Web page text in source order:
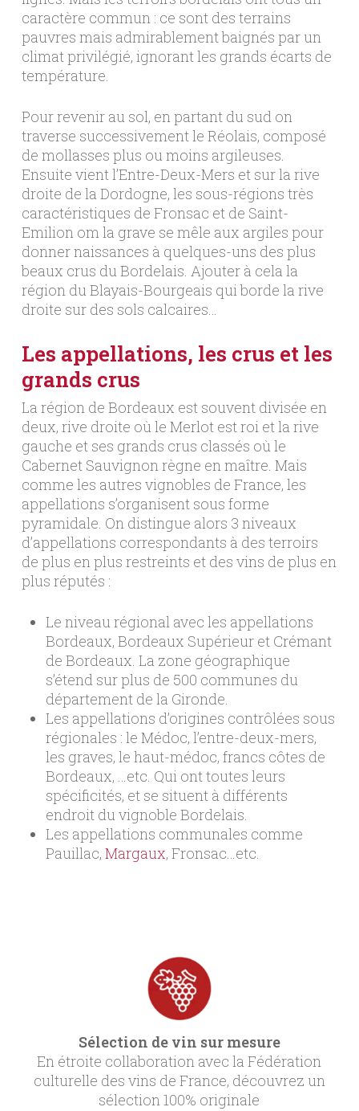
caractère commun : ce sont des terrains
pauvres mais admirablement baignés par un
climat privilégié, ignorant les grands écarts de
température.
Pour revenir au sol, en partant du sud on
traverse successivement le Réolais, composé
de mollasses plus ou moins argileuses.
Ensuite vient l’Entre-Deux-Mers et sur la rive
droite de la Dordogne, les sous-régions très
caractéristiques de Fronsac et de Saint-
Emilion om la grave se mêle aux argiles pour
donner naissances à quelques-uns des plus
beaux crus du Bordelais. Ajouter à cela la
région du Blayais-Bourgeais qui borde la rive
droite sur des sols calcaires…
Les appellations, les crus et les
grands crus
La région de Bordeaux est souvent divisée en
deux, rive droite où le Merlot est roi et la rive
gauche et ses grands crus classés où le
Cabernet Sauvignon règne en maître. Mais
comme les autres vignobles de France, les
appellations s’organisent sous forme
pyramidale. On distingue alors 3 niveaux
d’appellations correspondants à des terroirs
de plus en plus restreints et des vins de plus en
plus réputés :
Le niveau régional avec les appellations
Bordeaux, Bordeaux Supérieur et Crémant
de Bordeaux. La zone géographique
s’étend sur plus de 500 communes du
département de la Gironde.
Les appellations d’origines contrôlées sous
régionales : le Médoc, l’entre-deux-mers,
les graves, le haut-médoc, francs côtes de
Bordeaux, …etc. Qui ont toutes leurs
spécificités, et se situent à différents
endroit du vignoble Bordelais.
Les appellations communales comme
Pauillac, Margaux, Fronsac…etc.
Sélection de vin sur mesure
En étroite collaboration avec la Fédération
culturelle des vins de France, découvrez un
sélection 100% originale